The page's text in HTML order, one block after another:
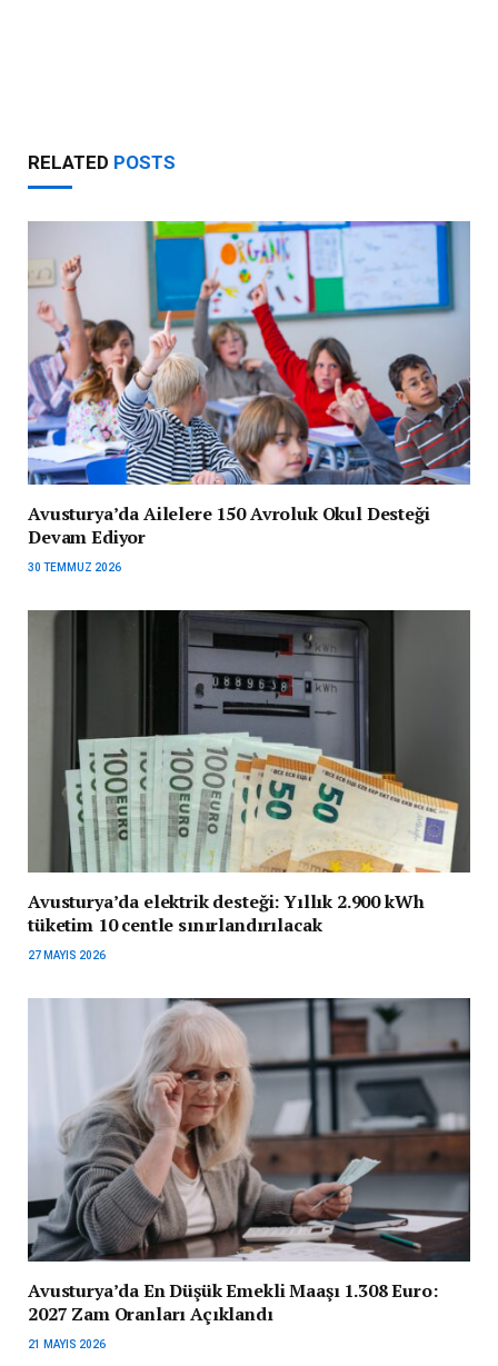
RELATED POSTS
Avusturya’da Ailelere 150 Avroluk Okul Desteği
Devam Ediyor
30 TEMMUZ 2026
Avusturya’da elektrik desteği: Yıllık 2.900 kWh
tüketim 10 centle sınırlandırılacak
27 MAYIS 2026
Avusturya’da En Düşük Emekli Maaşı 1.308 Euro:
2027 Zam Oranları Açıklandı
21 MAYIS 2026